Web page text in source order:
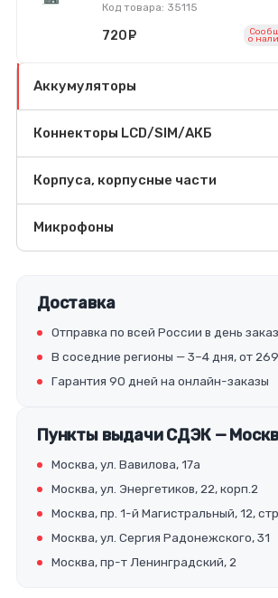
Код товара: 35115
720 o
Аккумуляторы
Коннекторы LCD/SIM/АКБ
Корпуса, корпусные части
Микрофоны
Доставка
Отправка по всей России в день
В соседние регионы — 3–4 дня, от
Гарантия 90 дней на онлайн-заказы
Пункты выдачи СДЭК —
Москва, ул. Вавилова, 17а
Москва, ул. Энергетиков, 22, корп.2
Москва, пр. 1-й Магистральный, 12,
Москва, ул. Сергия Радонежского, 31
Москва, пр-т Ленинградский, 2